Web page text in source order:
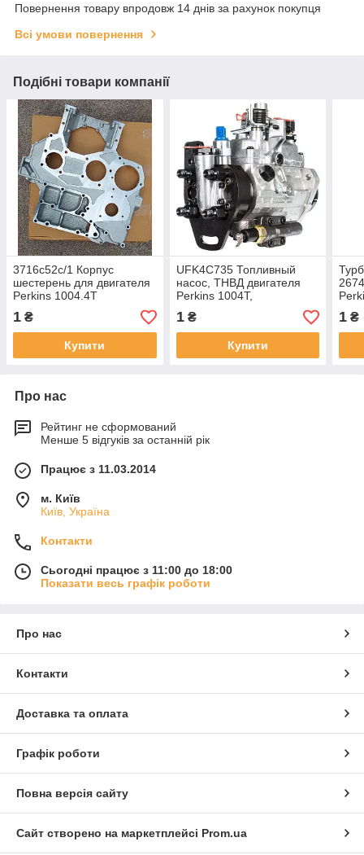
Повернення товару впродовж 14 днів за рахунок покупця
Всі умови повернення
Подібні товари компанії
3716c52c/1 Корпус
шестерень для двигателя
Perkins 1004.4T
1 ₴
Купити
UFK4C735 Топливный
насос, ТНВД двигателя
Perkins 1004T,
1₴
Купити
1 ₴
Про нас
Рейтинг не сформований
Менше 5 відгуків за останній рік
Працює з 11.03.2014
м. Київ
Київ, Україна
Контакти
Сьогодні працює з 11:00 до 18:00
Показати весь графік роботи
Про нас
Контакти
Доставка та оплата
Графік роботи
Повна версія сайту
Сайт створено на маркетплейсі Prom.ua